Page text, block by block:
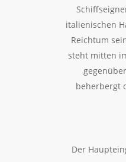
italienischen
Reichtum
steht mitten
beherbergt
Der